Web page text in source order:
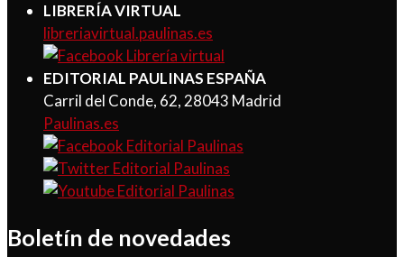
LIBRERÍA VIRTUAL
libreriavirtual.paulinas.es
EDITORIAL PAULINAS ESPAÑA
Carril del Conde, 62, 28043 Madrid
Paulinas.es
Boletín de novedades